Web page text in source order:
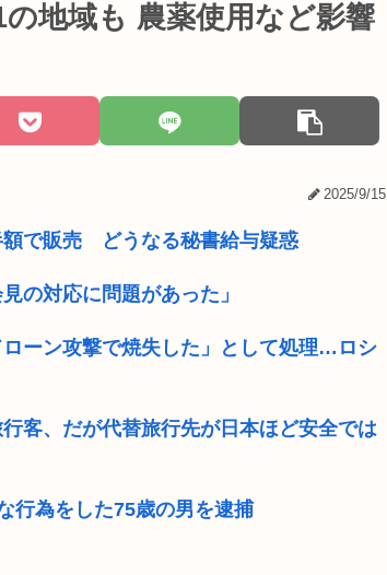
地域も 農薬使用など影響
2025/9/15
で販売 どうなる秘書給与疑惑
の対応に問題があった」
ーン攻撃で焼失した」として処理…ロシ
客、だが代替旅行先が日本ほど安全では
行為をした75歳の男を逮捕